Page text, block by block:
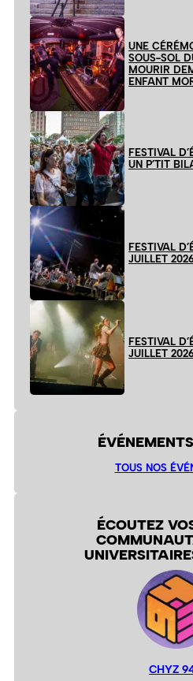
UNE
SOUS-SOL
MOURIR
ENFANT
FESTIVAL
UN P’TIT
FESTIVAL
JUILLET
FESTIVAL
JUILLET
TOUS NOS
ÉCOUTEZ
CHYZ